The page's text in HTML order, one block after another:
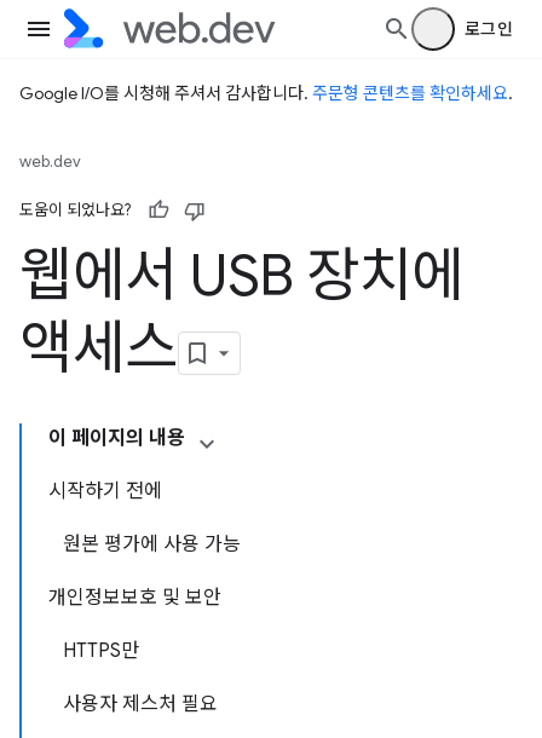
로그인
Google I/O를 시청해 주셔서 감사합니다. 주문형 콘텐츠를 확인하세요.
web.dev
도움이 되었나요?
웹에서 USB 장치에
액세스
이 페이지의 내용
시작하기 전에
원본 평가에 사용 가능
개인정보보호 및 보안
HTTPS만
사용자 제스처 필요